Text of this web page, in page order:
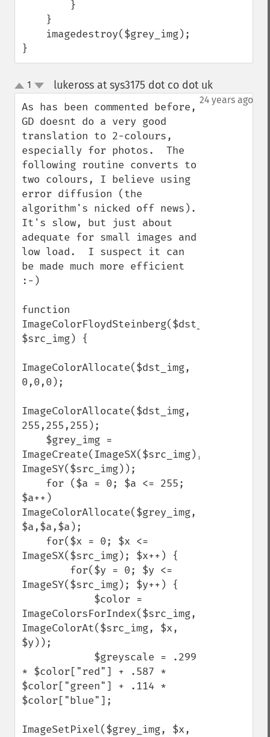
}
up
down
1 lukeross at sys3175 dot co dot uk¶
24 years ago
As has been commented before,
GD doesnt do a very good
translation to 2-colours,
especially for photos.  The
following routine converts to
two colours, I believe using
error diffusion (the
algorithm's nicked off news).
It's slow, but just about
adequate for small images and
low load.  I suspect it can
be made much more efficient
:-)
function
ImageColorFloydSteinberg($dst_img,
$src_img) {
ImageColorAllocate($dst_img,
0,0,0);
ImageColorAllocate($dst_img,
255,255,255);
ImageCreate(ImageSX($src_img),
ImageSY($src_img));
$a++)
ImageColorAllocate($grey_img,
$a,$a,$a);
ImageSX($src_img); $x++) {
ImageSY($src_img); $y++) {
ImageColorsForIndex($src_img,
ImageColorAt($src_img, $x,
$y));
* $color["red"] + .587 *
$color["green"] + .114 *
$color["blue"];
ImageSetPixel($grey_img, $x,